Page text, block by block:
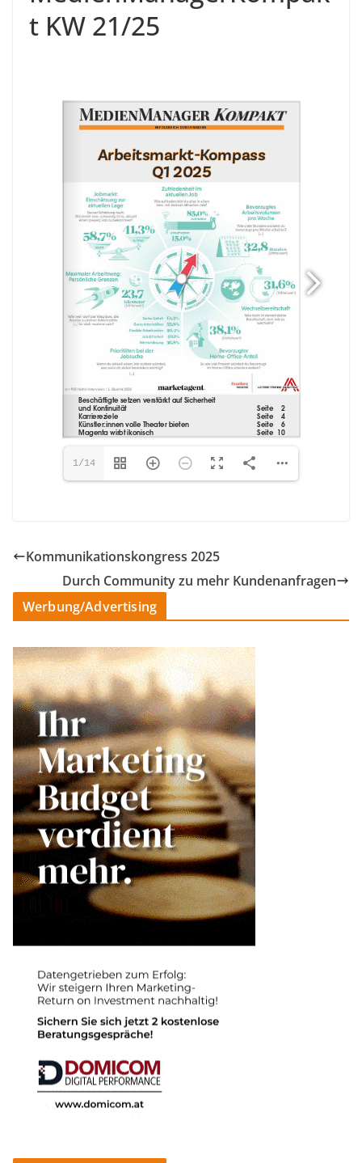
t KW 21/25
1/14
Kommunikationskongress 2025
Durch Community zu mehr Kundenanfragen
Werbung/Advertising